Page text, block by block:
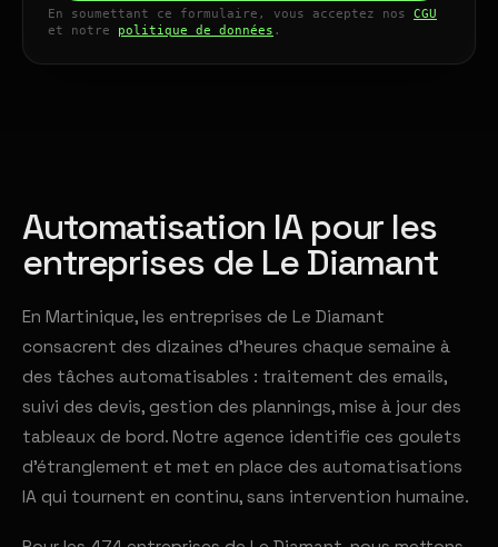
En soumettant ce formulaire, vous acceptez nos CGU
et notre politique de données .
Automatisation IA pour les
entreprises de Le Diamant
En Martinique, les entreprises de Le Diamant
consacrent des dizaines d'heures chaque semaine à
des tâches automatisables : traitement des emails,
suivi des devis, gestion des plannings, mise à jour des
tableaux de bord. Notre agence identifie ces goulets
d'étranglement et met en place des automatisations
IA qui tournent en continu, sans intervention humaine.